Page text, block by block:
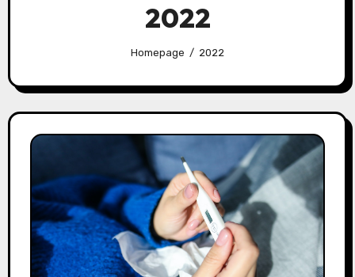
2022
Homepage 2022